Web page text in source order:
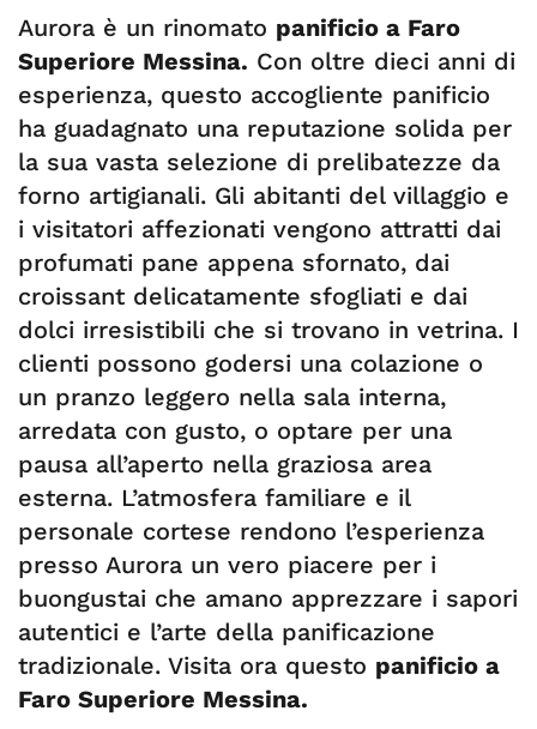
Aurora è un rinomato panificio a Faro
Superiore Messina. Con oltre dieci anni di
esperienza, questo accogliente panificio
ha guadagnato una reputazione solida per
la sua vasta selezione di prelibatezze da
forno artigianali. Gli abitanti del villaggio e
i visitatori affezionati vengono attratti dai
profumati pane appena sfornato, dai
croissant delicatamente sfogliati e dai
dolci irresistibili che si trovano in vetrina. I
clienti possono godersi una colazione o
un pranzo leggero nella sala interna,
arredata con gusto, o optare per una
pausa all’aperto nella graziosa area
esterna. L’atmosfera familiare e il
personale cortese rendono l’esperienza
presso Aurora un vero piacere per i
buongustai che amano apprezzare i sapori
autentici e l’arte della panificazione
tradizionale. Visita ora questo panificio a
Faro Superiore Messina.